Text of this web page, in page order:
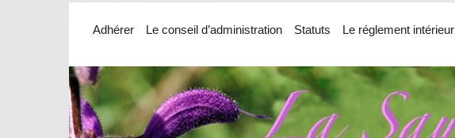
Adhérer Le conseil d’administration Statuts Le réglement intérieur